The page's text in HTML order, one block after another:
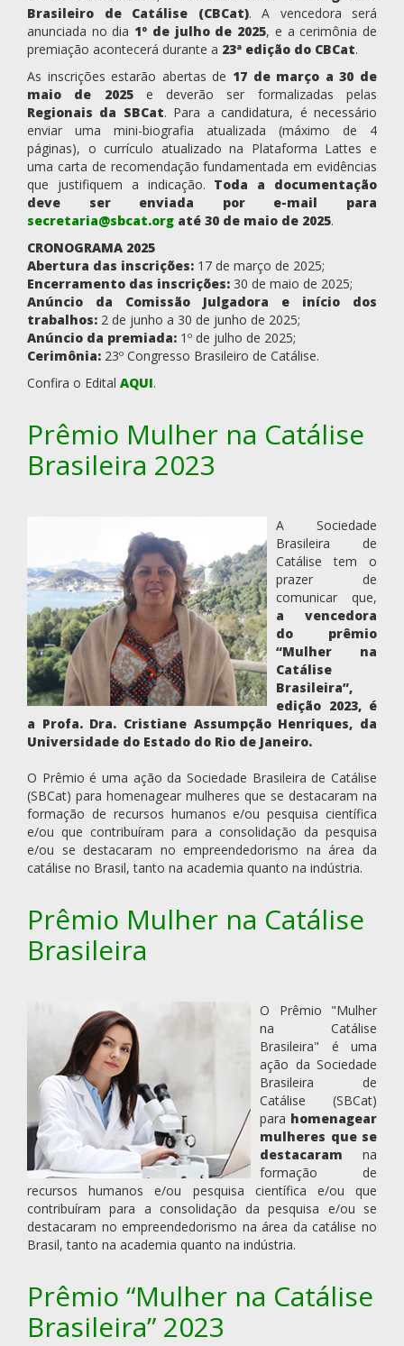
Brasileiro de Catálise (CBCat). A vencedora será
anunciada no dia 1º de julho de 2025, e a cerimônia de
premiação acontecerá durante a 23ª edição do CBCat.
As inscrições estarão abertas de 17 de março a 30 de
maio de 2025e deverão ser formalizadas pelas
Regionais da SBCat. Para a candidatura, é necessário
enviar uma mini-biografia atualizada (máximo de 4
páginas), o currículo atualizado na Plataforma Lattes e
uma carta de recomendação fundamentada em evidências
que justifiquem a indicação. Toda a documentação
deve ser enviada por e-mail para
secretaria@sbcat.org até 30 de maio de 2025.
CRONOGRAMA 2025
Abertura das inscrições: 17 de março de 2025;
Encerramento das inscrições: 30 de maio de 2025;
Anúncio da Comissão Julgadora e início dos
trabalhos: 2 de junho a 30 de junho de 2025;
Anúncio da premiada: 1º de julho de 2025;
Cerimônia: 23º Congresso Brasileiro de Catálise.
Confira o Edital AQUI.
Prêmio Mulher na Catálise
Brasileira 2023
A Sociedade
Brasileira de
Catálise tem o
prazer de
comunicar que,
a vencedora
do prêmio
“Mulher na
Catálise
Brasileira”,
edição 2023, é
a Profa. Dra. Cristiane Assumpção Henriques, da
Universidade do Estado do Rio de Janeiro.
O Prêmio é uma ação da Sociedade Brasileira de Catálise
(SBCat) para homenagear mulheres que se destacaram na
formação de recursos humanos e/ou pesquisa científica
e/ou que contribuíram para a consolidação da pesquisa
e/ou se destacaram no empreendedorismo na área da
catálise no Brasil, tanto na academia quanto na indústria.
Prêmio Mulher na Catálise
Brasileira
O Prêmio "Mulher
na Catálise
Brasileira" é uma
ação da Sociedade
Brasileira de
Catálise (SBCat)
para homenagear
mulheres que se
destacaram na
formação de
recursos humanos e/ou pesquisa científica e/ou que
contribuíram para a consolidação da pesquisa e/ou se
destacaram no empreendedorismo na área da catálise no
Brasil, tanto na academia quanto na indústria.
Prêmio “Mulher na Catálise
Brasileira” 2023